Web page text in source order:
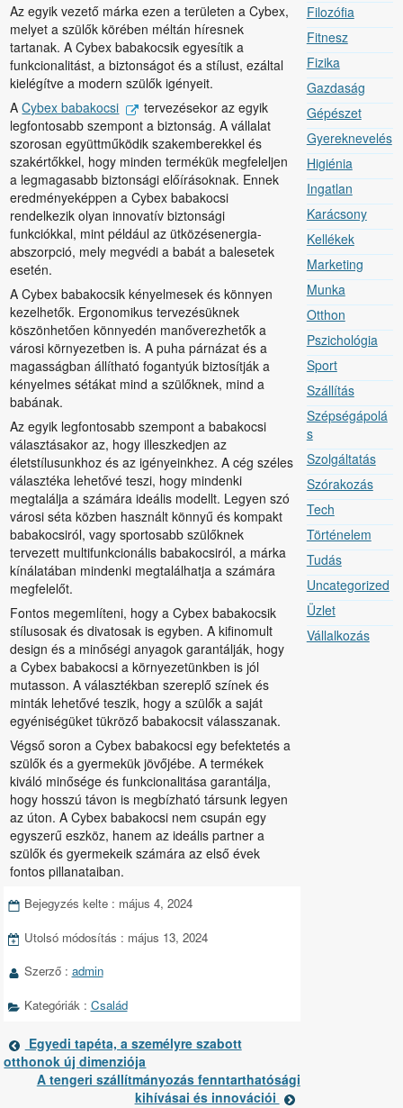
Az egyik vezető márka ezen a területen a Cybex,
melyet a szülők körében méltán híresnek
tartanak. A Cybex babakocsik egyesítik a
funkcionalitást, a biztonságot és a stílust, ezáltal
kielégítve a modern szülők igényeit.
ACybex babakocsi
tervezésekor az egyik
legfontosabb szempont a biztonság. A vállalat
szorosan együttműködik szakemberekkel és
szakértőkkel, hogy minden termékük megfeleljen
a legmagasabb biztonsági előírásoknak. Ennek
eredményeképpen a Cybex babakocsi
rendelkezik olyan innovatív biztonsági
funkciókkal, mint például az ütközésenergia-
abszorpció, mely megvédi a babát a balesetek
esetén.
A Cybex babakocsik kényelmesek és könnyen
kezelhetők. Ergonomikus tervezésüknek
köszönhetően könnyedén manőverezhetők a
városi környezetben is. A puha párnázat és a
magasságban állítható fogantyúk biztosítják a
kényelmes sétákat mind a szülőknek, mind a
babának.
Az egyik legfontosabb szempont a babakocsi
választásakor az, hogy illeszkedjen az
életstílusunkhoz és az igényeinkhez. A cég széles
választéka lehetővé teszi, hogy mindenki
megtalálja a számára ideális modellt. Legyen szó
városi séta közben használt könnyű és kompakt
babakocsiról, vagy sportosabb szülőknek
tervezett multifunkcionális babakocsiról, a márka
kínálatában mindenki megtalálhatja a számára
megfelelőt.
Fontos megemlíteni, hogy a Cybex babakocsik
stílusosak és divatosak is egyben. A kifinomult
design és a minőségi anyagok garantálják, hogy
a Cybex babakocsi a környezetünkben is jól
mutasson. A választékban szereplő színek és
minták lehetővé teszik, hogy a szülők a saját
egyéniségüket tükröző babakocsit válasszanak.
Végső soron a Cybex babakocsi egy befektetés a
szülők és a gyermekük jövőjébe. A termékek
kiváló minősége és funkcionalitása garantálja,
hogy hosszú távon is megbízható társunk legyen
az úton. A Cybex babakocsi nem csupán egy
egyszerű eszköz, hanem az ideális partner a
szülők és gyermekeik számára az első évek
fontos pillanataiban.
Bejegyzés
adatai
Bejegyzés kelte : május 4, 2024
Utolsó módosítás : május 13, 2024
Szerző : admin
Kategóriák : Család
Bejegyzések
oldalai
Előző
bejegyzés
Egyedi tapéta, a személyre szabott
otthonok új dimenziója
Következő
A tengeri szállítmányozás fenntarthatósági
kihívásai és innovációi
Filozófia
Fitnesz
Fizika
Gazdaság
Gépészet
Gyereknevelés
Higiénia
Ingatlan
Karácsony
Kellékek
Marketing
Munka
Otthon
Pszichológia
Sport
Szállítás
Szépségápolá
s
Szolgáltatás
Szórakozás
Tech
Történelem
Tudás
Uncategorized
Üzlet
Vállalkozás